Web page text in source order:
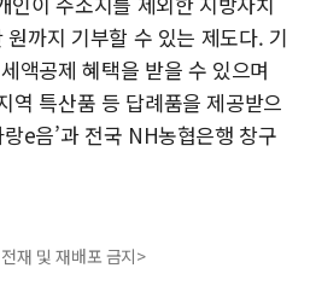
까지 기부할 수 있는 제도다. 기
액공제 혜택을 받을 수 있으며
역 특산품 등 답례품을 제공받으
e음’과 전국 NH농협은행 창구
재 및 재배포 금지>